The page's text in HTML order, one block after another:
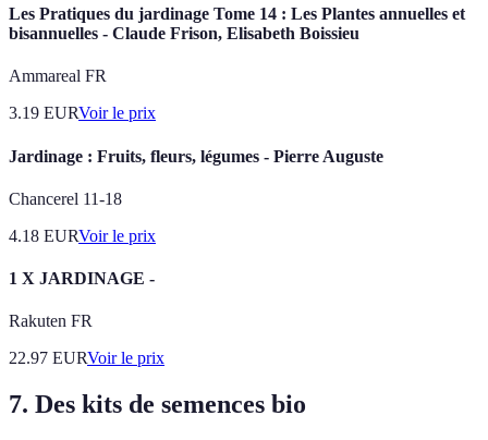
Les Pratiques du jardinage Tome 14 : Les Plantes annuelles et
bisannuelles - Claude Frison, Elisabeth Boissieu
Ammareal FR
3.19 EURVoir le prix
Jardinage : Fruits, fleurs, légumes - Pierre Auguste
Chancerel 11-18
4.18 EURVoir le prix
1 X JARDINAGE -
Rakuten FR
22.97 EURVoir le prix
7. Des kits de semences bio